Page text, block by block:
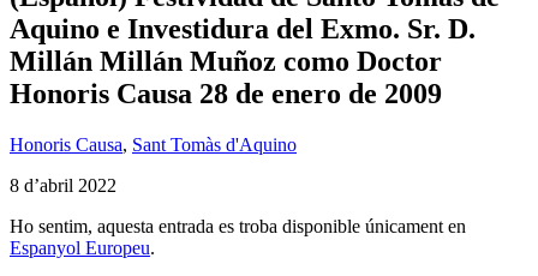
Aquino e Investidura del Exmo. Sr. D.
Millán Millán Muñoz como Doctor
Honoris Causa 28 de enero de 2009
Honoris Causa, Sant Tomàs d'Aquino
8 d’abril 2022
Ho sentim, aquesta entrada es troba disponible únicament en
Espanyol Europeu.